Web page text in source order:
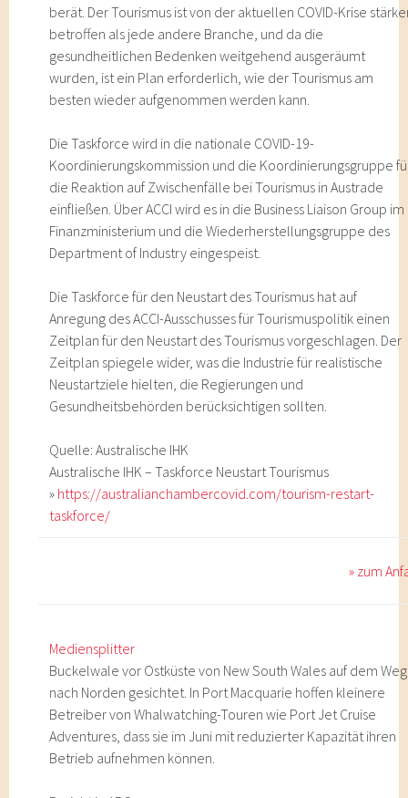
berät. Der Tourismus ist von der aktuellen COVID-Krise
betroffen als jede andere Branche, und da die
gesundheitlichen Bedenken weitgehend ausgeräumt
wurden, ist ein Plan erforderlich, wie der Tourismus am
besten wieder aufgenommen werden kann.
Die Taskforce wird in die nationale COVID-19-
Koordinierungskommission und die Koordinierungsgruppe
die Reaktion auf Zwischenfälle bei Tourismus in Austrade
einfließen. Über ACCI wird es in die Business Liaison Group im
Finanzministerium und die Wiederherstellungsgruppe des
Department of Industry eingespeist.
Die Taskforce für den Neustart des Tourismus hat auf
Anregung des ACCI-Ausschusses für Tourismuspolitik einen
Zeitplan für den Neustart des Tourismus vorgeschlagen. Der
Zeitplan spiegele wider, was die Industrie für realistische
Neustartziele hielten, die Regierungen und
Gesundheitsbehörden berücksichtigen sollten.
Quelle: Australische IHK
Australische IHK – Taskforce Neustart Tourismus
» https://australianchambercovid.com/tourism-restart-
taskforce/
» zum
Mediensplitter
Buckelwale vor Ostküste von New South Wales auf dem Weg
nach Norden gesichtet. In Port Macquarie hoffen kleinere
Betreiber von Whalwatching-Touren wie Port Jet Cruise
Adventures, dass sie im Juni mit reduzierter Kapazität ihren
Betrieb aufnehmen können.